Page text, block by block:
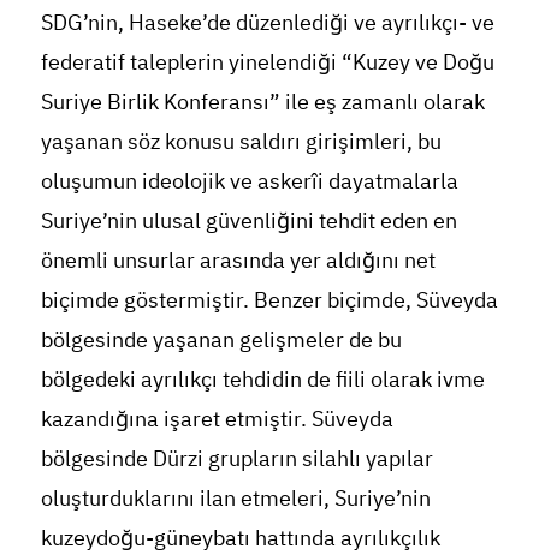
SDG’nin, Haseke’de düzenlediği ve ayrılıkçı- ve
federatif taleplerin yinelendiği “Kuzey ve Doğu
Suriye Birlik Konferansı” ile eş zamanlı olarak
yaşanan söz konusu saldırı girişimleri, bu
oluşumun ideolojik ve askerîi dayatmalarla
Suriye’nin ulusal güvenliğini tehdit eden en
önemli unsurlar arasında yer aldığını net
biçimde göstermiştir. Benzer biçimde, Süveyda
bölgesinde yaşanan gelişmeler de bu
bölgedeki ayrılıkçı tehdidin de fiili olarak ivme
kazandığına işaret etmiştir. Süveyda
bölgesinde Dürzi grupların silahlı yapılar
oluşturduklarını ilan etmeleri, Suriye’nin
kuzeydoğu-güneybatı hattında ayrılıkçılık